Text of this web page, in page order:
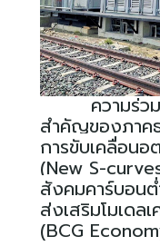
ความร่ว
สำคัญของภาค
การขับเคลื่อน
(New S-
สังคมคาร์บอน
ส่งเสริมโมเด
(BCG